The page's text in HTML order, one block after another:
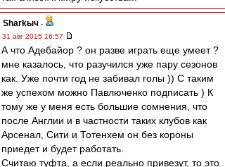
Sharkыч -
31 авг 2015 16:57
А что Адебайор ? он разве играть еще умеет ?
мне казалось, что разучился уже пару сезонов
как. Уже почти год не забивал голы )) С таким
же успехом можно Павлюченко подписать ) К
тому же у меня есть большие сомнения, что
после Англии и в частности таких клубов как
Арсенал, Сити и Тотенхем он без короны
приедет и будет работать.
Считаю туфта, а если реально привезут, то это